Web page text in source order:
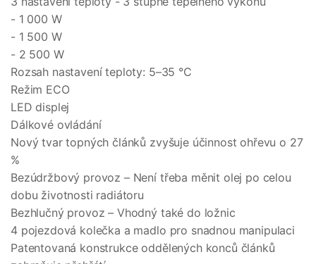
- 1 000 W
- 1 500 W
- 2 500 W
Rozsah nastavení teploty: 5–35 °C
Režim ECO
LED displej
Dálkové ovládání
Nový tvar topných článků zvyšuje účinnost ohřevu o 27
%
Bezúdržbový provoz – Není třeba měnit olej po celou
dobu životnosti radiátoru
Bezhlučný provoz – Vhodný také do ložnic
4 pojezdová kolečka a madlo pro snadnou manipulaci
Patentovaná konstrukce oddělených konců článků